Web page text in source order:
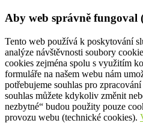
Aby web správně fungoval
Tento web používá k poskytování
analýze návštěvnosti soubory
cookies zejména spolu s využitím
formuláře na našem webu nám
potřebujeme souhlas pro
souhlas můžete kdykoliv změnit
nezbytné“ budou použity pouze
provozu webu (technické cookies).